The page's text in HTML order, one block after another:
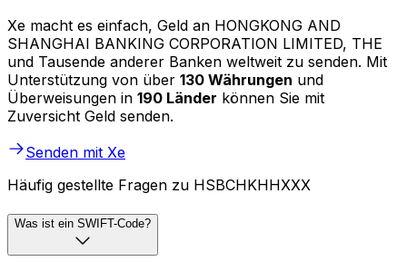
Xe macht es einfach, Geld an HONGKONG AND
SHANGHAI BANKING CORPORATION LIMITED, THE
und Tausende anderer Banken weltweit zu senden. Mit
Unterstützung von über 130 Währungen und
Überweisungen in 190 Länder können Sie mit
Zuversicht Geld senden.
Senden mit Xe
Häufig gestellte Fragen zu HSBCHKHHXXX
Was ist ein SWIFT-Code?